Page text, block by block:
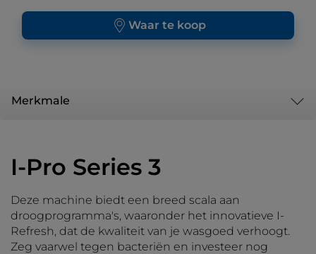
Waar te koop
Merkmale
I-Pro Series 3
Deze machine biedt een breed scala aan
droogprogramma's, waaronder het innovatieve I-
Refresh, dat de kwaliteit van je wasgoed verhoogt.
Zeg vaarwel tegen bacteriën en investeer nog